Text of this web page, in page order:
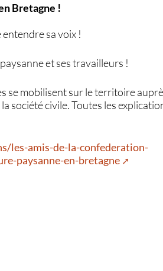
Bretagne !
entendre sa voix !
et ses travailleurs !
mobilisent sur le territoire
société civile. Toutes les
les-amis-de-la-confederation-
paysanne-en-bretagne